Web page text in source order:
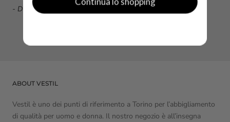
- DOMANDE FREQUENTI FAQ
ABOUT VESTIL
Vestil è uno dei punti di riferimento a Torino per l’abbigliamento
di qualità per uomo e donna. Il nostro negozio è all’insegna